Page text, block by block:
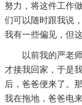
努力，将这件工作
们可以随时跟我说
我有一些偏见，但
以前我的严老
才接我回家，于是
后，爸爸便来了。
我在拖地，爸爸电